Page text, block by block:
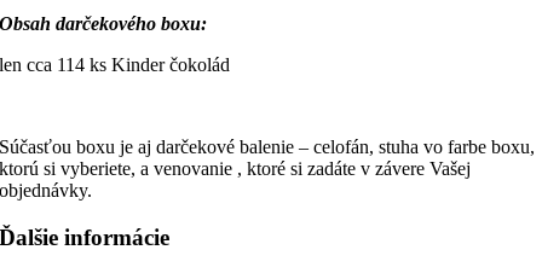
Obsah darčekového boxu:
len cca 114 ks Kinder čokolád
Súčasťou boxu je aj darčekové balenie – celofán, stuha vo farbe boxu,
ktorú si vyberiete, a venovanie , ktoré si zadáte v závere Vašej
objednávky.
Ďalšie informácie